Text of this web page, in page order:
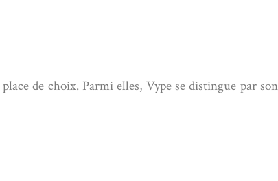
de choix. Parmi elles, Vype se distingue par son